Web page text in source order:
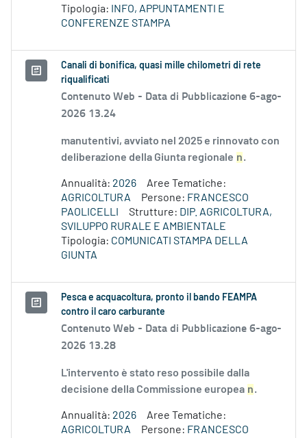
Tipologia:
INFO, APPUNTAMENTI E
CONFERENZE STAMPA
Canali di bonifica, quasi mille chilometri di rete
riqualificati
Contenuto Web - Data di Pubblicazione 6-ago-
2026 13.24
manutentivi, avviato nel 2025 e rinnovato con
deliberazione della Giunta regionale n.
Annualità: 2026
Aree Tematiche:
AGRICOLTURA
Persone: FRANCESCO
PAOLICELLI
Strutture: DIP. AGRICOLTURA,
SVILUPPO RURALE E AMBIENTALE
Tipologia: COMUNICATI STAMPA DELLA
GIUNTA
Pesca e acquacoltura, pronto il bando FEAMPA
contro il caro carburante
Contenuto Web - Data di Pubblicazione 6-ago-
2026 13.28
L'intervento è stato reso possibile dalla
decisione della Commissione europea n.
Annualità: 2026
Aree Tematiche:
AGRICOLTURA
Persone: FRANCESCO